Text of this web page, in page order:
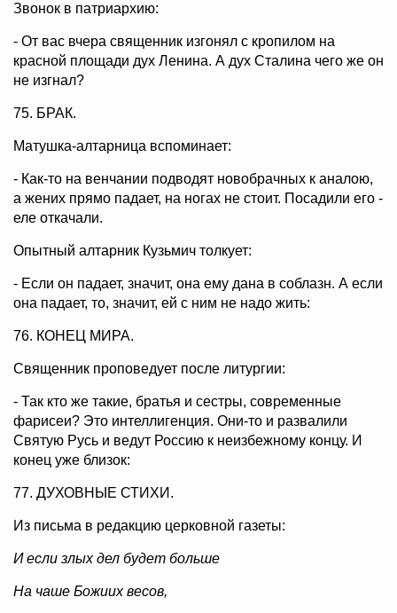
Звонок в патриархию:
- От вас вчера священник изгонял с кропилом на
красной площади дух Ленина. А дух Сталина чего же он
не изгнал?
75. БРАК.
Матушка-алтарница вспоминает:
- Как-то на венчании подводят новобрачных к аналою,
а жених прямо падает, на ногах не стоит. Посадили его -
еле откачали.
Опытный алтарник Кузьмич толкует:
- Если он падает, значит, она ему дана в соблазн. А если
она падает, то, значит, ей с ним не надо жить:
76. КОНЕЦ МИРА.
Священник проповедует после литургии:
- Так кто же такие, братья и сестры, современные
фарисеи? Это интеллигенция. Они-то и развалили
Святую Русь и ведут Россию к неизбежному концу. И
конец уже близок:
77. ДУХОВНЫЕ СТИХИ.
Из письма в редакцию церковной газеты:
И если злых дел будет больше
На чаше Божиих весов,